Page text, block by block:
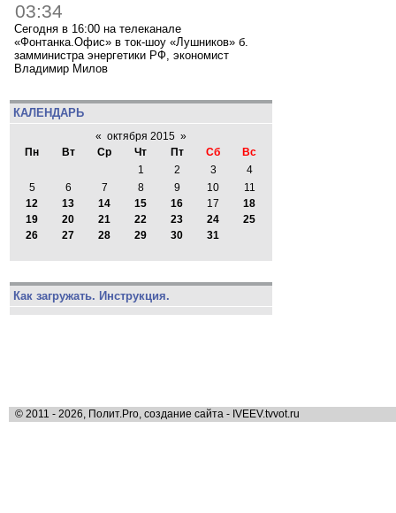
03:34
Сегодня в 16:00 на телеканале
«Фонтанка.Офис» в ток-шоу «Лушников» б.
замминистра энергетики РФ, экономист
Владимир Милов
КАЛЕНДАРЬ
« октября 2015 »
Пн
Вт Ср Чт Пт Сб
Вс
1
2 3
4
5
6 7 8 9 10
11
12
13 14 15 16 17
18
19
20 21 22 23 24
25
26
27 28 29 30 31
Как загружать. Инструкция.
© 2011 - 2026, Полит.Pro, создание сайта - IVEEV.tvvot.ru